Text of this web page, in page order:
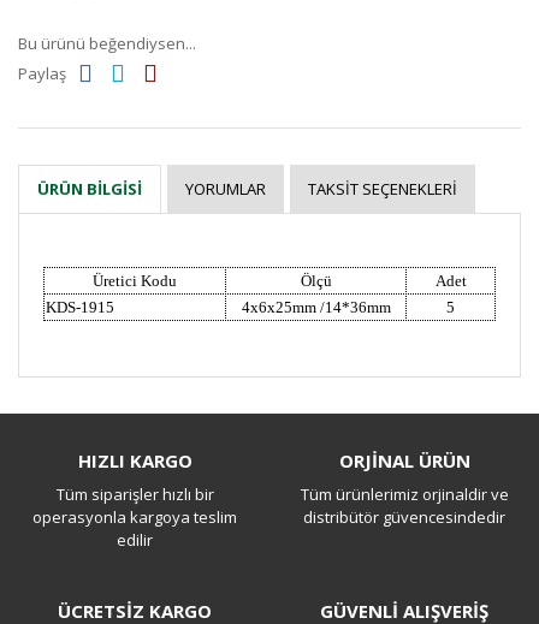
Bu ürünü beğendiysen...
Paylaş
ÜRÜN BILGISI YORUMLAR TAKSIT SEÇENEKLERI
Üretici Kodu Ölçü
Adet
KDS-1915
4x6x25mm /14*36mm 5
Yorum Yaz
HIZLI KARGO
Tüm siparişler hızlı bir
operasyonla kargoya teslim
edilir
ORJİNAL ÜRÜN
Tüm ürünlerimiz orjinaldir ve
distribütör güvencesindedir
ÜCRETSİZ KARGO GÜVENLİ ALIŞVERİŞ